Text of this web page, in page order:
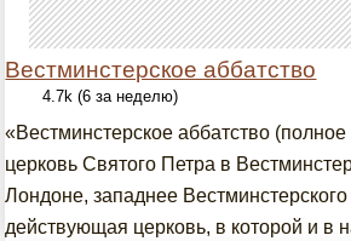
Вестминстерское аббатство
4.7k (6 за неделю)
«Вестминстерское аббатство
церковь Святого Петра в
Лондоне, западнее
действующая церковь, в которой и в